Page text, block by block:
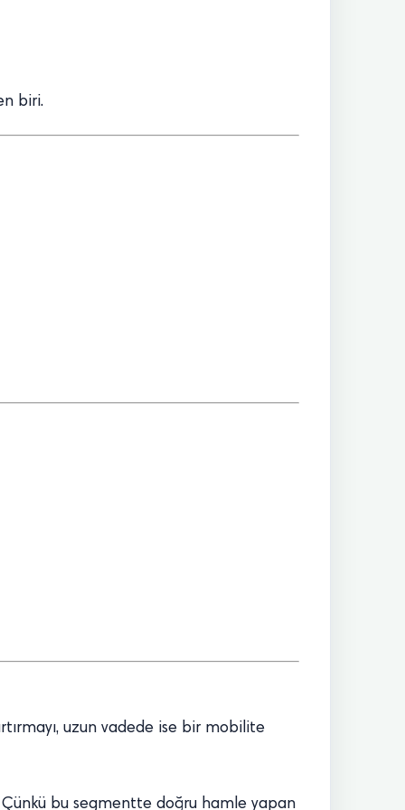
biri.
uzun vadede ise bir mobilite
Çünkü bu segmentte doğru hamle yapan